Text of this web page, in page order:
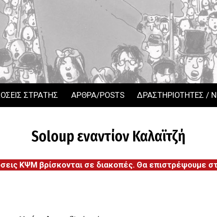
ΣΤΡΑΤΗΣ ΑΡΘΡΑ/POSTS ΔΡΑΣΤΗΡΙΟΤΗΤΕΣ /
Soloup εναντίον Καλαϊτζή
ΚΨΜ βρίσκονται σε διακοπές. Θα επιστρέψουμε